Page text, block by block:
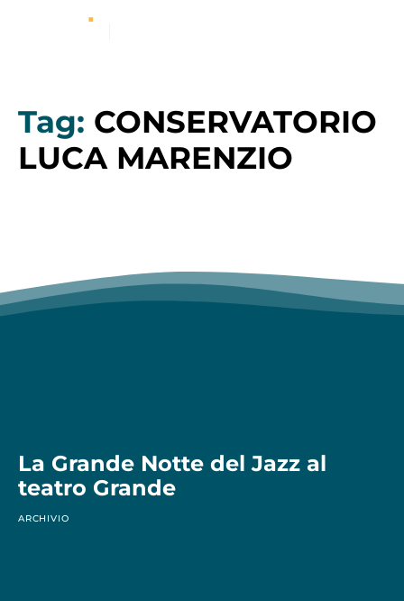
Tag: CONSERVATORIO
LUCA MARENZIO
La Grande Notte del Jazz al
teatro Grande
ARCHIVIO